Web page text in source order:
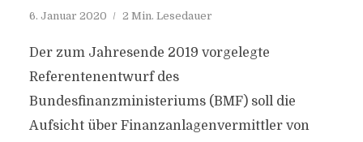
6. Januar 2020 2 Min. Lesedauer
Der zum Jahresende 2019 vorgelegte
Referentenentwurf des
Bundesfinanzministeriums (BMF) soll die
Aufsicht über Finanzanlagenvermittler von